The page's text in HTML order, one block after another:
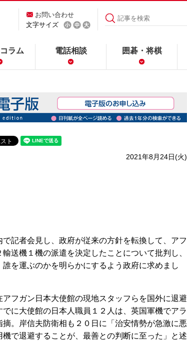
お問い合わせ
文字サイズ
ラム 電話相談 囲碁・将棋
2021年8月24日(火)
記者会見し、政府が従来の方針を転換して、アフ
送機１機の派遣を決定したことについて批判し、
を運ぶのかを明らかにするよう政府に求めまし
フガン日本大使館の現地スタッフらを国外に退避
に大使館の日本人職員１２人は、英国軍機でアラ
。岸信夫防衛相も２０日に「治安情勢が急激に悪
で退避することが、最善との判断に至った」と述